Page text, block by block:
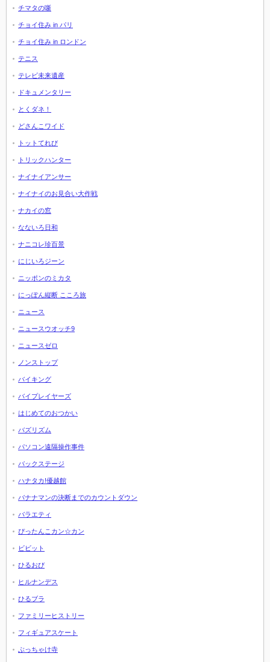
チマタの噺
チョイ住み in パリ
チョイ住み in ロンドン
テニス
テレビ未来遺産
ドキュメンタリー
とくダネ！
どさんこワイド
トットてれび
トリックハンター
ナイナイアンサー
ナイナイのお見合い大作戦
ナカイの窓
なないろ日和
ナニコレ珍百景
にじいろジーン
ニッポンのミカタ
にっぽん縦断 こころ旅
ニュース
ニュースウオッチ9
ニュースゼロ
ノンストップ
バイキング
バイプレイヤーズ
はじめてのおつかい
バズリズム
パソコン遠隔操作事件
バックステージ
ハナタカ!優越館
バナナマンの決断までのカウントダウン
バラエティ
ぴったんこカン☆カン
ビビット
ひるおび
ヒルナンデス
ひるブラ
ファミリーヒストリー
フィギュアスケート
ぶっちゃけ寺